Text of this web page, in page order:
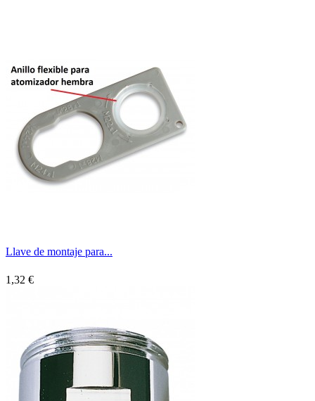
Llave de montaje para...
1,32 €